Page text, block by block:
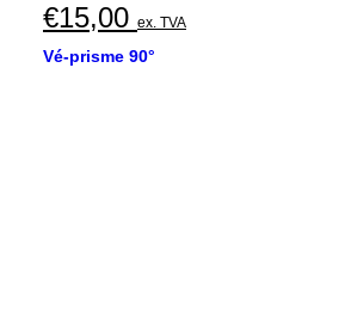
€15,00 ex. TVA
Vé-prisme 90°